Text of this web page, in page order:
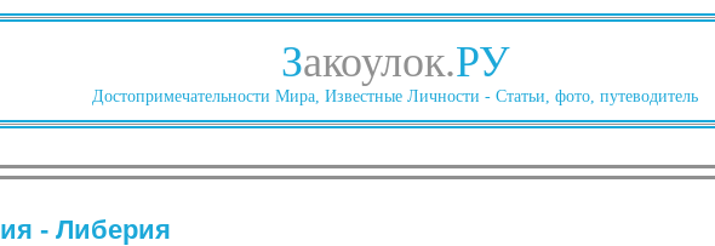
Закоулок.РУ
Достопримечательности Мира, Известные Личности - Статьи, фото, путеводитель
- Либерия